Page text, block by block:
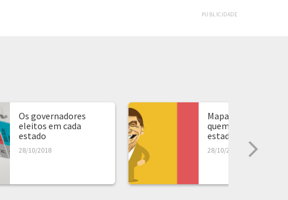
PUBLICIDADE
Os governadores
eleitos em cada
estado
28/10/2018
Mapa de presidente:
quem ganhou em
estado...
28/10/2018